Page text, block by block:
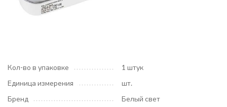
Кол-во в упаковке
1 штук
Единица измерения
шт.
Бренд
Белый свет